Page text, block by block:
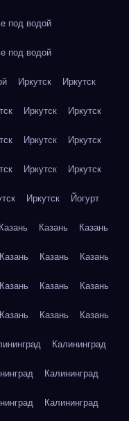
под водой
под водой
Иркутск Иркутск
Иркутск Иркутск
Иркутск Иркутск
Иркутск Иркутск
Иркутск Йогурт
Казань Казань Казань
Казань Казань Казань
Казань Казань Казань
Казань Казань Казань
Калининград
Калининград
Калининград